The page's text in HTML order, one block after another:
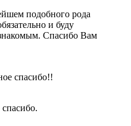
подобного рода
и буду
Спасибо Вам
спасибо!!